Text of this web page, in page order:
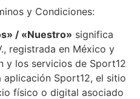
y Condiciones:
/ «Nuestro» significa
registrada en México y
y los servicios de Sport12
aplicación Sport12, el sitio
físico o digital asociado